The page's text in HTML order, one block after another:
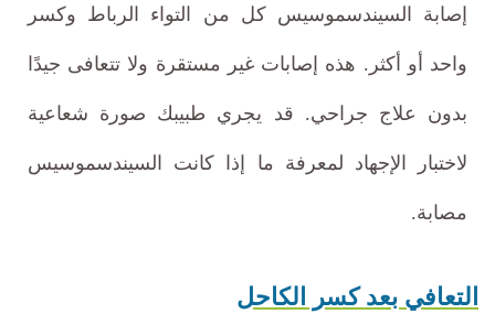
إصابة السيندسموسيس كل من التواء الرباط وكسر
واحد أو أكثر. هذه إصابات غير مستقرة ولا تتعافى جيدًا
بدون علاج جراحي. قد يجري طبيبك صورة شعاعية
لاختبار الإجهاد لمعرفة ما إذا كانت السيندسموسيس
مصابة.
التعافي بعد كسر الكاحل